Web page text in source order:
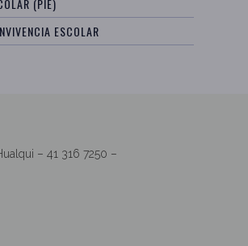
(PIE)
ESCOLAR
– 41 316 7250 –